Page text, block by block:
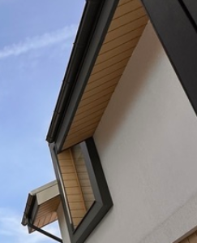
Vita Spa
American Whirlpool
Treesse
Coast Spas
Bellagio
Villeroy & Boch
Wellis
Jazzi Pool
JNJ Spas
Sundance Spas
Yokozuna